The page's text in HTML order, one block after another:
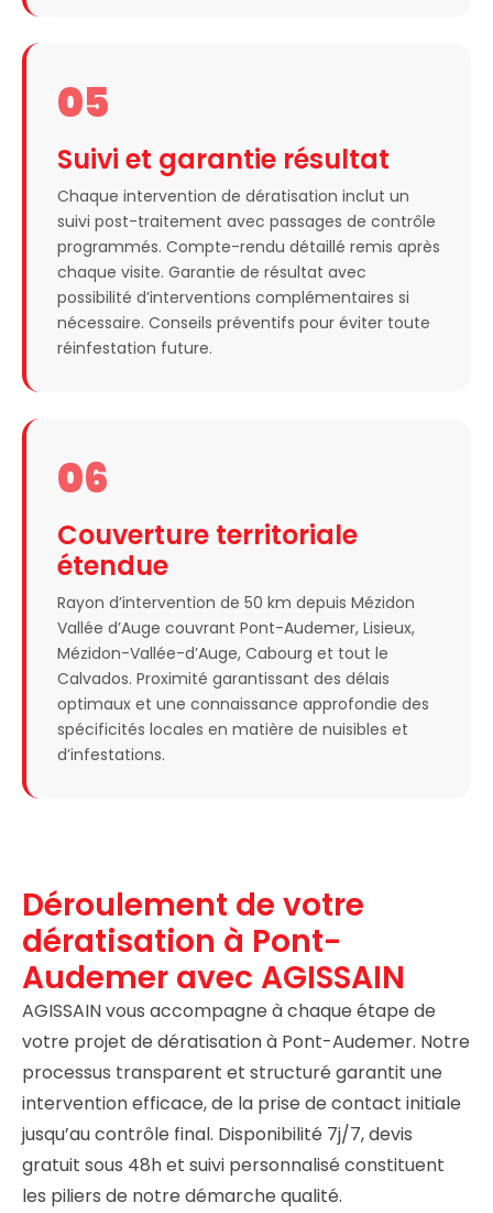
05
Suivi et garantie résultat
Chaque intervention de dératisation inclut un
suivi post-traitement avec passages de contrôle
programmés. Compte-rendu détaillé remis après
chaque visite. Garantie de résultat avec
possibilité d’interventions complémentaires si
nécessaire. Conseils préventifs pour éviter toute
réinfestation future.
06
Couverture territoriale
étendue
Rayon d’intervention de 50 km depuis Mézidon
Vallée d’Auge couvrant Pont-Audemer, Lisieux,
Mézidon-Vallée-d’Auge, Cabourg et tout le
Calvados. Proximité garantissant des délais
optimaux et une connaissance approfondie des
spécificités locales en matière de nuisibles et
d’infestations.
Déroulement de votre
dératisation à Pont-
Audemer avec AGISSAIN
AGISSAIN vous accompagne à chaque étape de
votre projet de dératisation à Pont-Audemer. Notre
processus transparent et structuré garantit une
intervention efficace, de la prise de contact initiale
jusqu’au contrôle final. Disponibilité 7j/7, devis
gratuit sous 48h et suivi personnalisé constituent
les piliers de notre démarche qualité.